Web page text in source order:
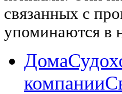
связанных с
упоминаются в
Дома
компании